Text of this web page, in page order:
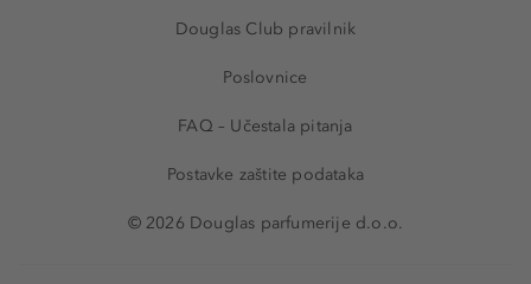
Douglas Club pravilnik
Poslovnice
FAQ – Učestala pitanja
Postavke zaštite podataka
© 2026 Douglas parfumerije d.o.o.